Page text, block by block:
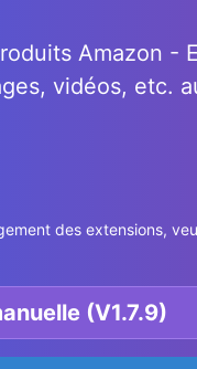
Amazon -
vidéos, etc.
des extensions,
(V1.7.9)